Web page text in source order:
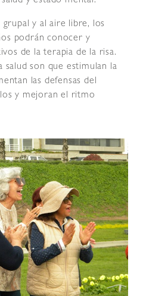
y al aire libre, los
podrán conocer y
de la terapia de la risa.
salud son que estimulan la
las defensas del
y mejoran el ritmo